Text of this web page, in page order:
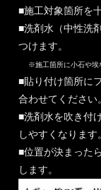
■施工対象箇所を
■洗剤水（中性洗
つけます。
※施工箇所に小石や埃
■貼り付け箇所に
合わせてください
■洗剤水を吹き付
しやすくなります
■位置が決まった
します。